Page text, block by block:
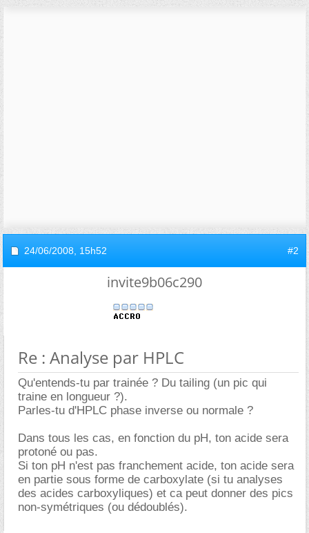
24/06/2008, 15h52 #2
invite9b06c290
Re : Analyse par HPLC
Qu'entends-tu par trainée ? Du tailing (un pic qui
traine en longueur ?).
Parles-tu d'HPLC phase inverse ou normale ?
Dans tous les cas, en fonction du pH, ton acide sera
protoné ou pas.
Si ton pH n'est pas franchement acide, ton acide sera
en partie sous forme de carboxylate (si tu analyses
des acides carboxyliques) et ca peut donner des pics
non-symétriques (ou dédoublés).